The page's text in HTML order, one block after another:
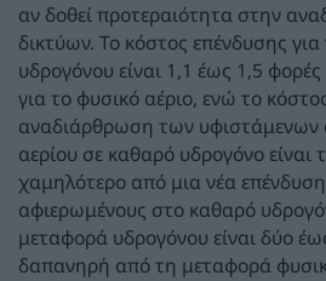
αν δοθεί προτεραιότητα στην
δικτύων. Το κόστος επένδυσης
υδρογόνου είναι 1,1 έως 1,5
για το φυσικό αέριο, ενώ το
αναδιάρθρωση των
αερίου σε καθαρό υδρογόνο είναι
χαμηλότερο από μια νέα
αφιερωμένους στο καθαρό
μεταφορά υδρογόνου είναι δύο
δαπανηρή από τη μεταφορά